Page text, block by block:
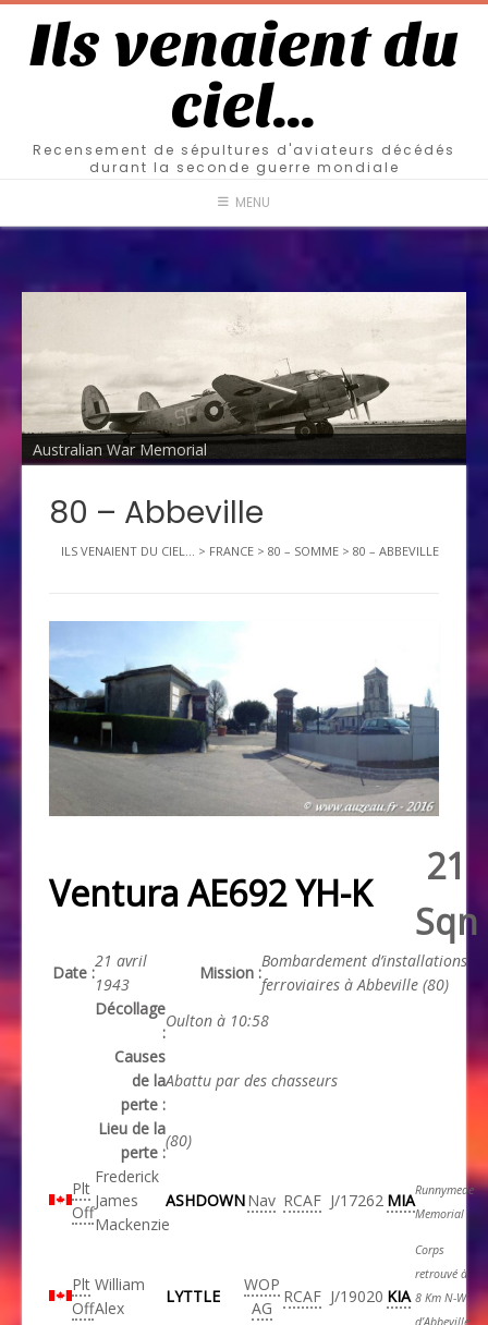
Ils venaient du
ciel…
Recensement de sépultures d'aviateurs décédés
durant la seconde guerre mondiale
MENU
Australian War Memorial
80 – Abbeville
ILS VENAIENT DU CIEL... > FRANCE > 80 – SOMME > 80 – ABBEVILLE
Ventura AE692 YH-K
21
Sqn
Date :
21 avril
1943
Mission :
Bombardement d’installations
ferroviaires à Abbeville (80)
Décollage
:
Oulton à 10:58
Causes
de la
perte :
Abattu par des chasseurs
Lieu de la
perte :
(80)
Plt
Off
Frederick
James
Mackenzie
ASHDOWNNav RCAF J/17262 MIARunnymede
Memorial
Plt
Off
William
Alex
LYTTLE
WOP
AG
RCAF J/19020 KIA
Corps
retrouvé à
8 Km N-W
d’Abbeville